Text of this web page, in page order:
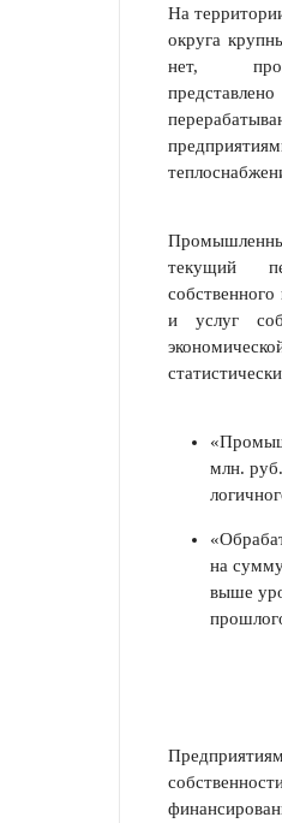
На
округа
нет,
текущий
и услуг
млн.
на
выше